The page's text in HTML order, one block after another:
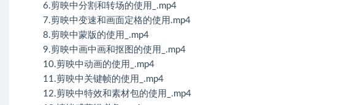
6.剪映中分割和转场的使用_.mp4
7.剪映中变速和画面定格的使用.mp4
8.剪映中蒙版的使用_.mp4
9.剪映中画中画和抠图的使用_.mp4
10.剪映中动画的使用_.mp4
11.剪映中关键帧的使用_.mp4
12.剪映中特效和素材包的使用_.mp4